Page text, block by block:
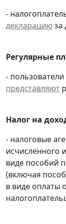
-
декларациюза
Регулярные
-
представляют
Налог на
- налоговые
исчисленного
виде пособий
(включая
в виде оплаты